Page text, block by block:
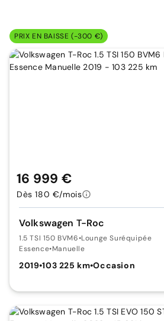
PRIX EN BAISSE (-300 €)
Volkswagen T-Roc
1.5 TSI 150 BVM6•Lounge Suréquipée
Essence•Manuelle
2019•103 225 km•Occasion
16 999 €
Dès 180 €/mois